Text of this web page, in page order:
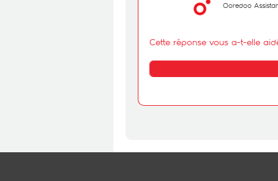
Ooredoo
Cette réponse vous a-t-elle